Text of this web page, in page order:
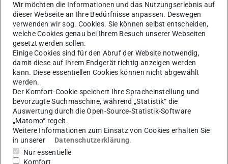
Hilfe und FAQ
Das Nachschlagewerk zu TUCaN: Hier gibt es Antworten
rund um das zentrale Organisationssystem der TU.
Wir möchten die Informationen und das Nutzungserlebnis auf
dieser Webseite an Ihre Bedürfnisse anpassen. Deswegen
verwenden wir sog. Cookies. Sie können selbst entscheiden,
welche Cookies genau bei Ihrem Besuch unserer Webseiten
gesetzt werden sollen.
Einige Cookies sind für den Abruf der Website notwendig,
damit diese auf Ihrem Endgerät richtig anzeigen werden
kann. Diese essentiellen Cookies können nicht abgewählt
werden.
Der Komfort-Cookie speichert Ihre Spracheinstellung und
bevorzugte Suchmaschine, während „Statistik“ die
Auswertung durch die Open-Source-Statistik-Software
„Matomo“ regelt.
Weitere Informationen zum Einsatz von Cookies erhalten Sie
in unserer
Datenschutzerklärung.
Nur essentielle
Komfort